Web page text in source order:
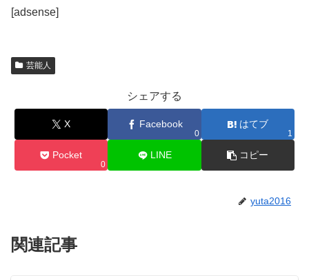
[adsense]
芸能人
シェアする
X Facebook
0
はてブ
1
Pocket
0
LINE コピー
yuta2016
関連記事